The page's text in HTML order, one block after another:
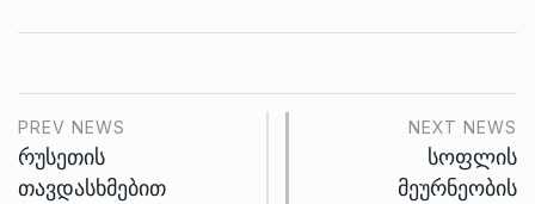
PREV NEWS
რუსეთის
თავდასხმებით
NEXT NEWS
სოფლის
მეურნეობის